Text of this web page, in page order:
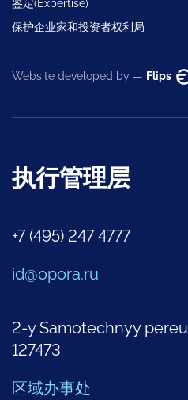
鉴定(Expertise)
保护企业家和投资者权利局
Website developed by — Flips
执行管理层
+7 (495) 247 4777
id@opora.ru
2-y Samotechnyy
127473
区域办事处